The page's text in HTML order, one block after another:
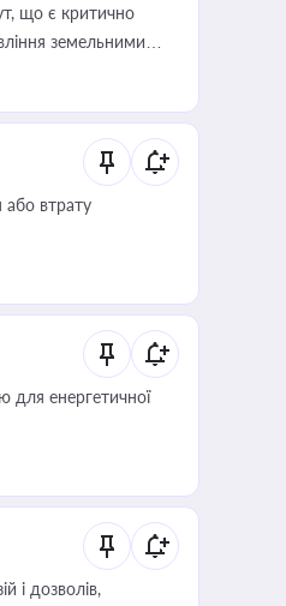
що є критично
земельними
або втрату
для енергетичної
і дозволів,